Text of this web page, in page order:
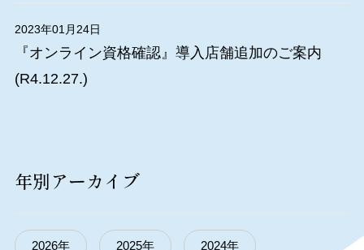
2023年01月24日
『オンライン資格確認』導入店舗追加のご案内
(R4.12.27.)
年別アーカイブ
2026年 2025年 2024年